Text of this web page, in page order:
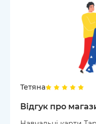
Тетяна
Відгук про